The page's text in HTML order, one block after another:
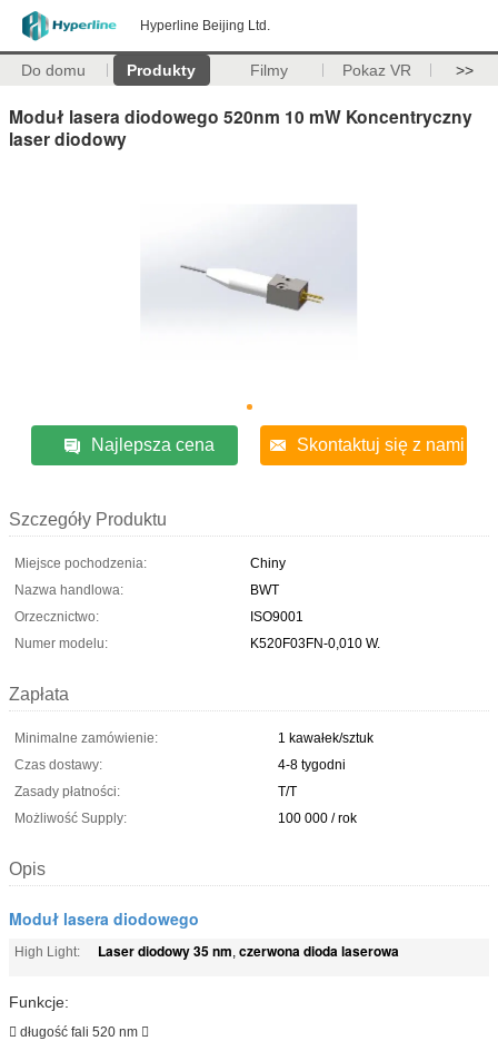
Hyperline Beijing Ltd.
Do domu Produkty Filmy Pokaz VR >>
Moduł lasera diodowego 520nm 10 mW Koncentryczny
laser diodowy
Najlepsza cena Skontaktuj się z nami
Szczegóły Produktu
Miejsce pochodzenia:
Chiny
Nazwa handlowa:
BWT
Orzecznictwo:
ISO9001
Numer modelu:
K520F03FN-0,010 W.
Zapłata
Minimalne zamówienie:
1 kawałek/sztuk
Czas dostawy:
4-8 tygodni
Zasady płatności:
T/T
Możliwość Supply:
100 000 / rok
Opis
Moduł lasera diodowego
High Light: Laser diodowy 35 nm, czerwona dioda laserowa
Funkcje:
 długość fali 520 nm 